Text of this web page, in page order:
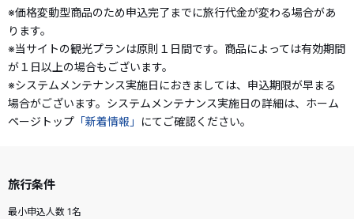
※価格変動型商品のため申込完了までに旅行代金が変わる場合があ
ります。
※当サイトの観光プランは原則１日間です。商品によっては有効期間
が１日以上の場合もございます。
※システムメンテナンス実施日におきましては、申込期限が早まる
場合がございます。システムメンテナンス実施日の詳細は、ホーム
ページトップ 「新着情報」 にてご確認ください。
旅行条件
最小申込人数 1名